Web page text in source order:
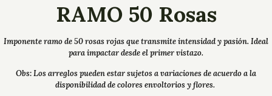
RAMO 50 Rosas
Imponente ramo de 50 rosas rojas que transmite intensidad y pasión. Ideal
para impactar desde el primer vistazo.
Obs: Los arreglos pueden estar sujetos a variaciones de acuerdo a la
disponibilidad de colores envoltorios y flores.